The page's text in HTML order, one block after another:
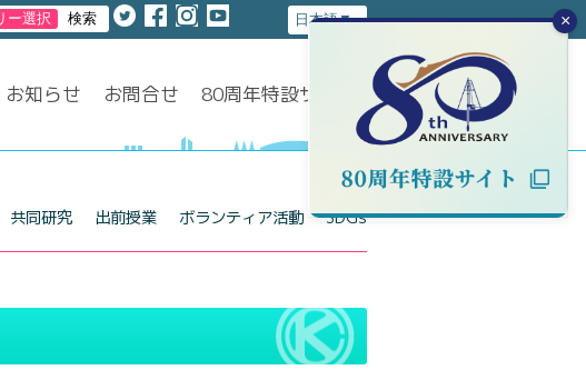
×
お知らせ お問合せ 80周年特設サイト
共同研究 出前授業 ボランティア活動 SDGs